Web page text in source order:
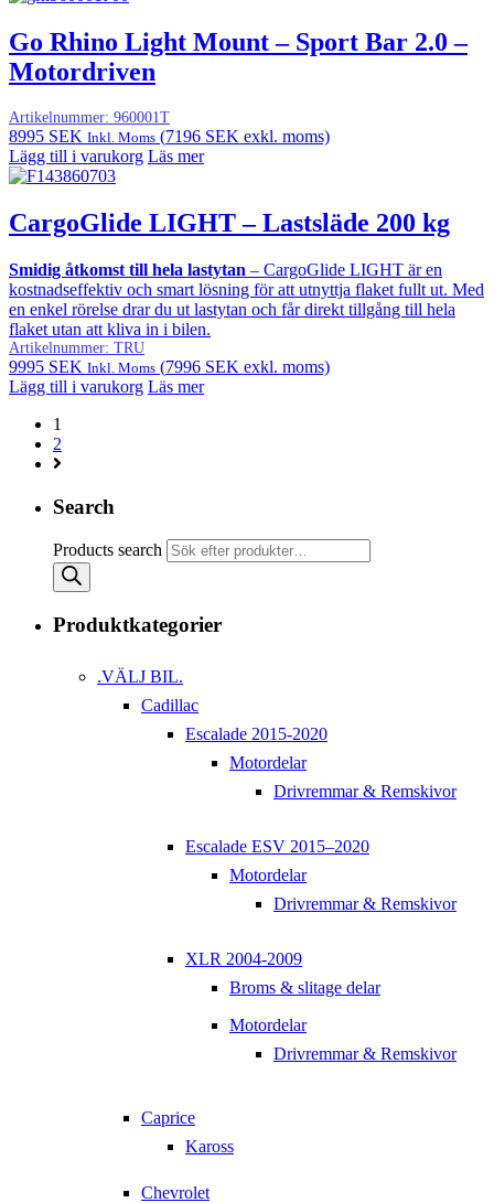
Go Rhino Light Mount – Sport Bar 2.0 –
Motordriven
Artikelnummer: 960001T
8995 SEK Inkl. Moms (7196 SEK exkl. moms)
Lägg till i varukorg Läs mer
CargoGlide LIGHT – Lastsläde 200 kg
Smidig åtkomst till hela lastytan – CargoGlide LIGHT är en
kostnadseffektiv och smart lösning för att utnyttja flaket fullt ut. Med
en enkel rörelse drar du ut lastytan och får direkt tillgång till hela
flaket utan att kliva in i bilen.
Artikelnummer: TRU
9995 SEK Inkl. Moms (7996 SEK exkl. moms)
Lägg till i varukorg Läs mer
1
2
Search
Products search
Produktkategorier
.VÄLJ BIL.
Cadillac
Escalade 2015-2020
Motordelar
Drivremmar & Remskivor
Escalade ESV 2015–2020
Motordelar
Drivremmar & Remskivor
XLR 2004-2009
Broms & slitage delar
Motordelar
Drivremmar & Remskivor
Caprice
Kaross
Chevrolet